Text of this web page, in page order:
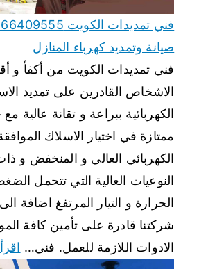
صيانة وتمديد كهرباء المنازل
فني تمديدات الكويت من أكفأ و
الاشخاص القادرين على تمديد
الكهربائية ببراعة و تقانة عالية
ممتازة في اختيار الاسلاك الموافقة
الكهربائي العالي و المنخفض و
النوعيات العالية التي تتحمل
الحرارة و التيار المرتفغ اضافة
شركتنا قادرة على تأمين كافة
الادوات اللازمة للعمل. فني…